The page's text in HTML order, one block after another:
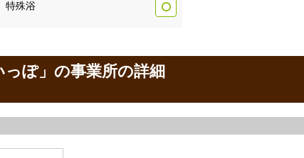
特殊浴
ぽ」の事業所の詳細